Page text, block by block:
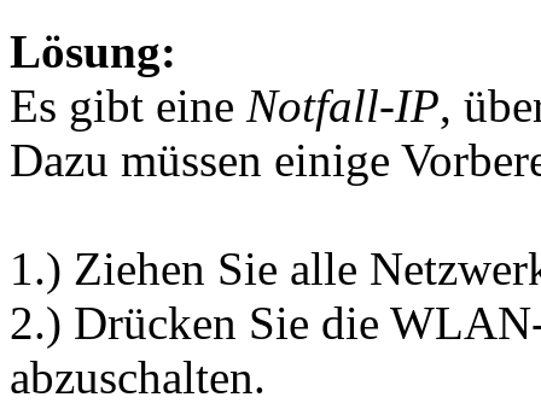
Lösung:
Es gibt eine Notfall-IP,
Dazu müssen einige
1.) Ziehen Sie alle
2.) Drücken Sie die
abzuschalten.